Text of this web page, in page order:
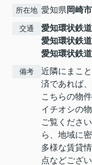
所在地 愛知県岡崎市
交通 愛知環状鉄道
愛知環状鉄道
愛知環状鉄道
備考
近隣にまこ
済であれば
こちらの物
イチオシの
ご覧くださ
ら、地域に
多様な賃貸
点などござ